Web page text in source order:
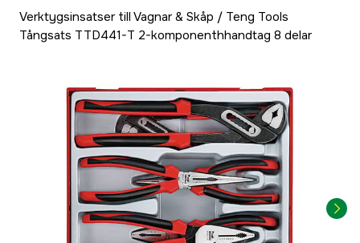
Verktygsinsatser till Vagnar & Skåp / Teng Tools
Tångsats TTD441-T 2-komponenthhandtag 8 delar